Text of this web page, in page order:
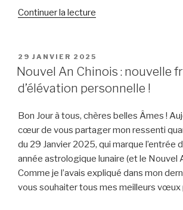
Continuer la lecture
ce
début
printemps
2025 »
PUBLIÉ
LE
29 JANVIER 2025
Nouvel An Chinois : nouvelle
d’élévation personnelle !
Bon Jour à tous, chères belles Âmes !
cœur de vous partager mon ressenti
du 29 Janvier 2025, qui marque l’entrée
année astrologique lunaire (et le Nouvel
Comme je l’avais expliqué dans mon
vous souhaiter tous mes meilleurs vœux